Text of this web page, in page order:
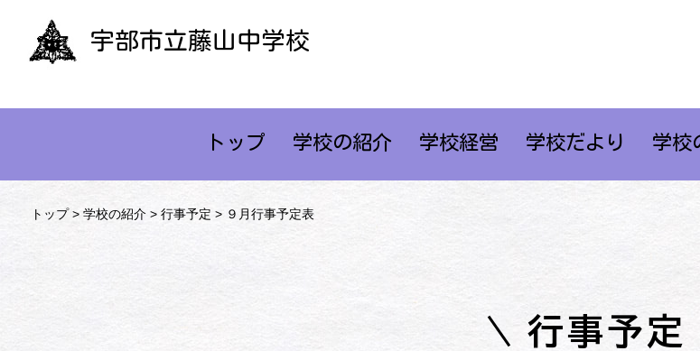
宇部市立藤山中学校
トップ 学校の紹介 学校経営 学校だより 学校
トップ> 学校の紹介> 行事予定 > ９月行事予定表
行事予定